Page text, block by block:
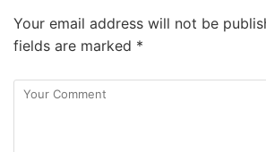
Your email address will not be
fields are marked *